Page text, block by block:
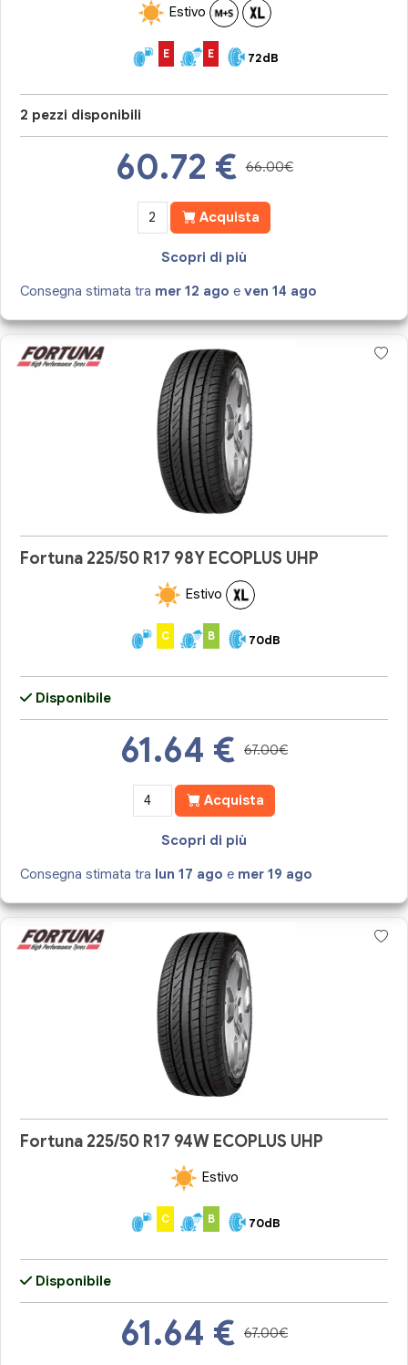
Estivo
E E 72dB
2 pezzi disponibili
60.72 € 66.00€
Acquista
Scopri di più
Consegna stimata tra mer 12 ago even 14 ago
Fortuna 225/50 R17 98Y ECOPLUS UHP
Estivo
C B 70dB
Disponibile
61.64 € 67.00€
Acquista
Scopri di più
Consegna stimata tra lun 17 ago e mer 19 ago
Fortuna 225/50 R17 94W ECOPLUS UHP
Estivo
C B 70dB
Disponibile
61.64 € 67.00€